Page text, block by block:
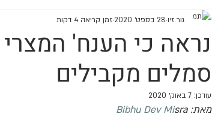
נראה כי הענח'
סמלים מקבילים
גור זיו 28 בספט׳ 2020 זמן קריאה 4 דקות
עודכן: 7 באוק׳ 2020
מאת: Bibhu Dev Misra